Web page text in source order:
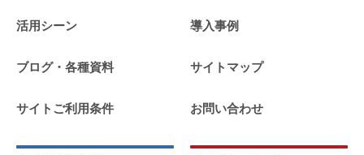
活用シーン 導入事例
ブログ・各種資料 サイトマップ
サイトご利用条件 お問い合わせ